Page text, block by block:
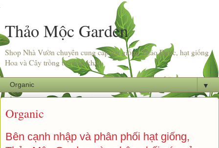
Thảo Mộc Garden
Shop Nhà Vườn chuyên cung cấp hạt giống Thảo Dược, hạt giống
Hoa và Cây trồng từ nhập khẩu.
▼
Organic
Bên cạnh nhập và phân phối hạt giống,